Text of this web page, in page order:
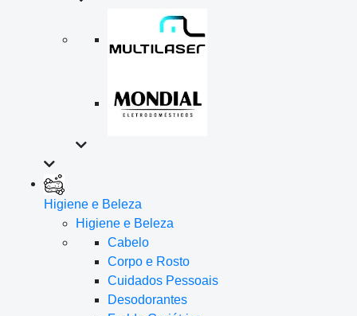
Higiene e Beleza
Higiene e Beleza
Cabelo
Corpo e Rosto
Cuidados Pessoais
Desodorantes